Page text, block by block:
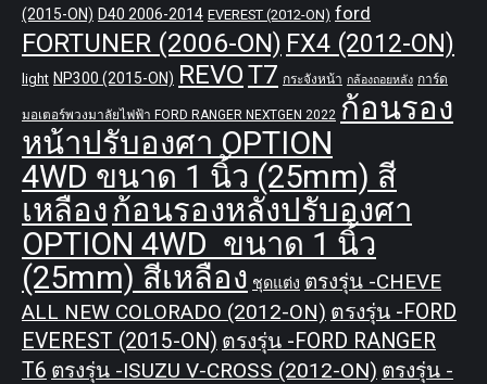
(2015-ON) D40 2006-2014 EVEREST (2012-ON) ford
FORTUNER (2006-ON) FX4 (2012-ON)
light NP300 (2015-ON) REVOT7 กระจังหน้า กล้องถอยหลัง การ์ด
มอเตอร์พวงมาลัยไฟฟ้า FORD RANGER NEXTGEN 2022 ก้อนรอง
หน้าปรับองศา OPTION
4WD ขนาด 1 นิ้ว (25mm) สี
เหลือง ก้อนรองหลังปรับองศา
OPTION 4WD ขนาด 1 นิ้ว
(25mm) สีเหลือง ชุดแต่ง ตรงรุ่น -CHEVE
ALL NEW COLORADO (2012-ON) ตรงรุ่น -FORD
EVEREST (2015-ON) ตรงรุ่น -FORD RANGER
T6 ตรงรุ่น -ISUZU V-CROSS (2012-ON) ตรงรุ่น -